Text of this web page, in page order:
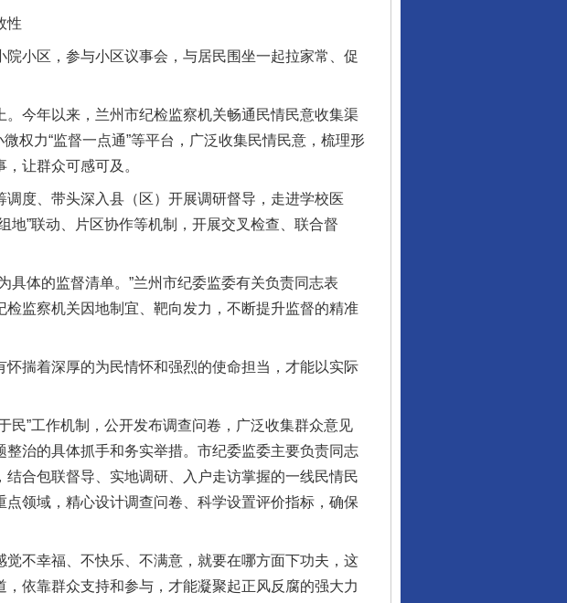
性
小区，参与小区议事会，与居民围坐一起拉家常、促
今年以来，兰州市纪检监察机关畅通民情民意收集渠
权力“监督一点通”等平台，广泛收集民情民意，梳理形
让群众可感可及。
度、带头深入县（区）开展调研督导，走进学校医
地”联动、片区协作等机制，开展交叉检查、联合督
体的监督清单。”兰州市纪委监委有关负责同志表
监察机关因地制宜、靶向发力，不断提升监督的精准
揣着深厚的为民情怀和强烈的使命担当，才能以实际
”工作机制，公开发布调查问卷，广泛收集群众意见
治的具体抓手和务实举措。市纪委监委主要负责同志
合包联督导、实地调研、入户走访掌握的一线民情民
领域，精心设计调查问卷、科学设置评价指标，确保
不幸福、不快乐、不满意，就要在哪方面下功夫，这
依靠群众支持和参与，才能凝聚起正风反腐的强大力